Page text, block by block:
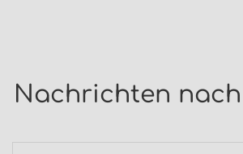
Nachrichten